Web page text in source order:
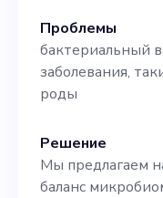
индустрии
заявку
начните
Проблемы
бактериальный
заболевания,
роды
Решение
Мы предлагаем
баланс